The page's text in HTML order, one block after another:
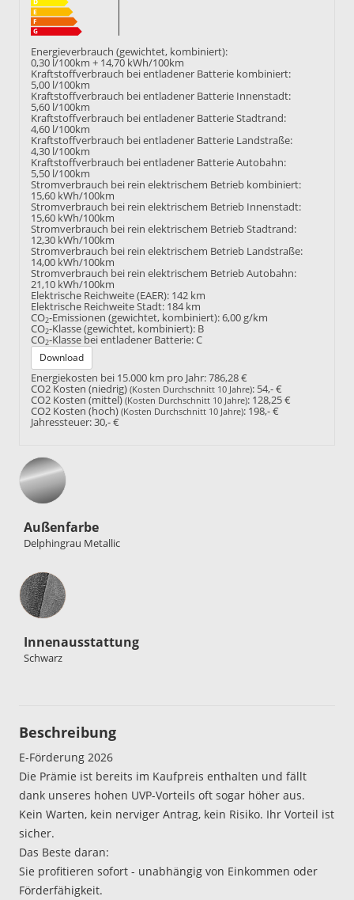
Energieverbrauch (gewichtet, kombiniert):
0,30 l/100km + 14,70 kWh/100km
Kraftstoffverbrauch bei entladener Batterie kombiniert:
5,00 l/100km
Kraftstoffverbrauch bei entladener Batterie Innenstadt:
5,60 l/100km
Kraftstoffverbrauch bei entladener Batterie Stadtrand:
4,60 l/100km
Kraftstoffverbrauch bei entladener Batterie Landstraße:
4,30 l/100km
Kraftstoffverbrauch bei entladener Batterie Autobahn:
5,50 l/100km
Stromverbrauch bei rein elektrischem Betrieb kombiniert:
15,60 kWh/100km
Stromverbrauch bei rein elektrischem Betrieb Innenstadt:
15,60 kWh/100km
Stromverbrauch bei rein elektrischem Betrieb Stadtrand:
12,30 kWh/100km
Stromverbrauch bei rein elektrischem Betrieb Landstraße:
14,00 kWh/100km
Stromverbrauch bei rein elektrischem Betrieb Autobahn:
21,10 kWh/100km
Elektrische Reichweite (EAER): 142 km
Elektrische Reichweite Stadt: 184 km
CO2-Emissionen (gewichtet, kombiniert):6,00 g/km
CO2-Klasse (gewichtet, kombiniert): B
CO2-Klasse bei entladener Batterie:C
Download
Energiekosten bei 15.000 km pro Jahr:786,28 €
CO2 Kosten (niedrig) (Kosten Durchschnitt 10 Jahre): 54,- €
CO2 Kosten (mittel) (Kosten Durchschnitt 10 Jahre): 128,25 €
CO2 Kosten (hoch) (Kosten Durchschnitt 10 Jahre): 198,- €
Jahressteuer:30,- €
Außenfarbe
Delphingrau Metallic
Innenausstattung
Innenausstattung
Schwarz
Beschreibung
E-Förderung 2026
Die Prämie ist bereits im Kaufpreis enthalten und fällt
dank unseres hohen UVP-Vorteils oft sogar höher aus.
Kein Warten, kein nerviger Antrag, kein Risiko. Ihr Vorteil ist
sicher.
Das Beste daran:
Sie profitieren sofort - unabhängig von Einkommen oder
Förderfähigkeit.